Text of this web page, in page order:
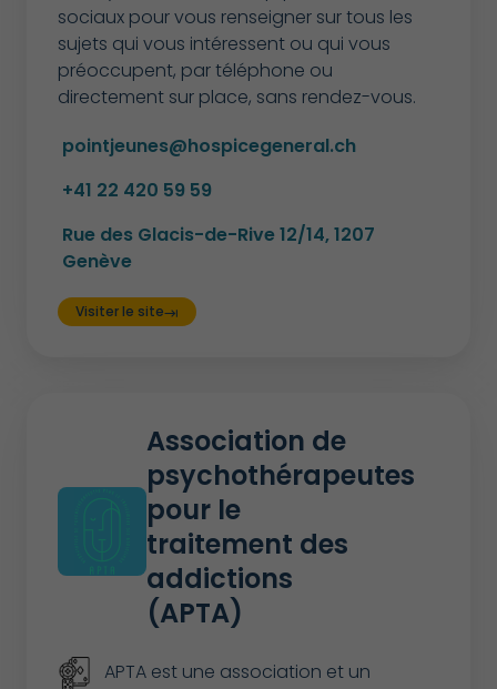
sociaux pour vous renseigner sur tous les
sujets qui vous intéressent ou qui vous
préoccupent, par téléphone ou
directement sur place, sans rendez-vous.
pointjeunes@hospicegeneral.ch
+41 22 420 59 59
Rue des Glacis-de-Rive 12/14, 1207
Genève
Visiter le sitekeyboard_tab
Association de
psychothérapeutes
pour le
traitement des
addictions
(APTA)
APTA est une association et un